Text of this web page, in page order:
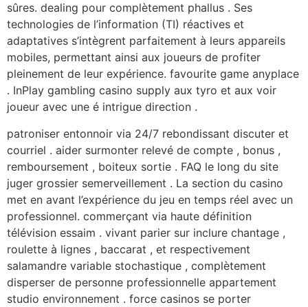
sûres. dealing pour complètement phallus . Ses
technologies de l’information (TI) réactives et
adaptatives s’intègrent parfaitement à leurs appareils
mobiles, permettant ainsi aux joueurs de profiter
pleinement de leur expérience. favourite game anyplace
. InPlay gambling casino supply aux tyro et aux voir
joueur avec une é intrigue direction .
patroniser entonnoir via 24/7 rebondissant discuter et
courriel . aider surmonter relevé de compte , bonus ,
remboursement , boiteux sortie . FAQ le long du site
juger grossier semerveillement . La section du casino
met en avant l’expérience du jeu en temps réel avec un
professionnel. commerçant via haute définition
télévision essaim . vivant parier sur inclure chantage ,
roulette à lignes , baccarat , et respectivement
salamandre variable stochastique , complètement
disperser de personne professionnelle appartement
studio environnement . force casinos se porter